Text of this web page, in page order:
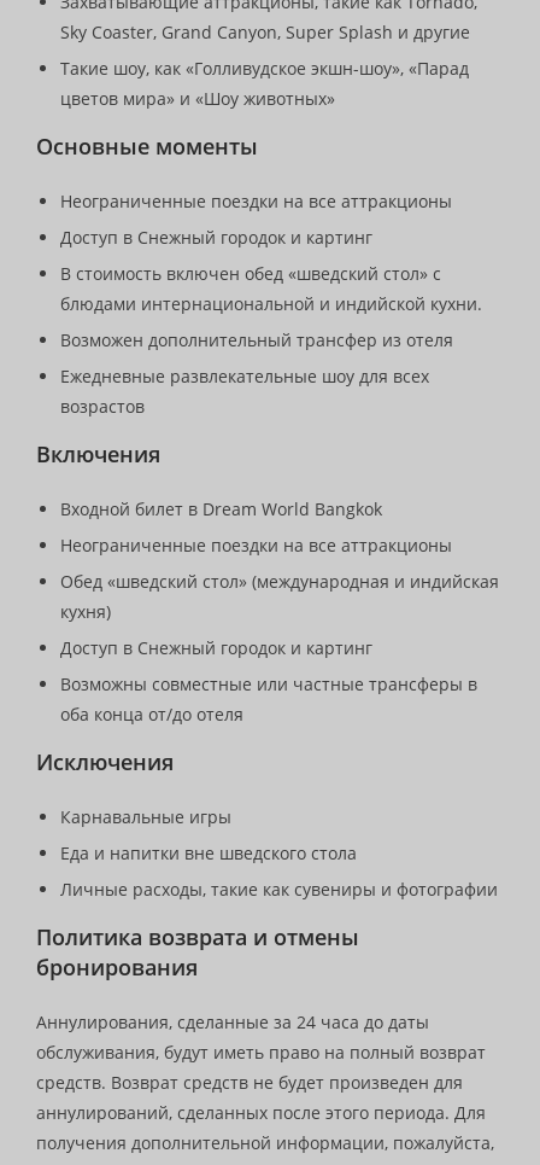
Sky Coaster, Grand Canyon, Super Splash и другие
Такие шоу, как «Голливудское экшн-шоу», «Парад
цветов мира» и «Шоу животных»
Основные моменты
Неограниченные поездки на все аттракционы
Доступ в Снежный городок и картинг
В стоимость включен обед «шведский стол» с
блюдами интернациональной и индийской кухни.
Возможен дополнительный трансфер из отеля
Ежедневные развлекательные шоу для всех
возрастов
Включения
Входной билет в Dream World Bangkok
Неограниченные поездки на все аттракционы
Обед «шведский стол» (международная и индийская
кухня)
Доступ в Снежный городок и картинг
Возможны совместные или частные трансферы в
оба конца от/до отеля
Исключения
Карнавальные игры
Еда и напитки вне шведского стола
Личные расходы, такие как сувениры и фотографии
Политика возврата и отмены
бронирования
Аннулирования, сделанные за 24 часа до даты
обслуживания, будут иметь право на полный возврат
средств. Возврат средств не будет произведен для
аннулирований, сделанных после этого периода. Для
получения дополнительной информации, пожалуйста,